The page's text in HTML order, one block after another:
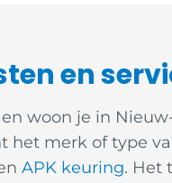
en
woon je in
het merk of type
APK keuring. Het